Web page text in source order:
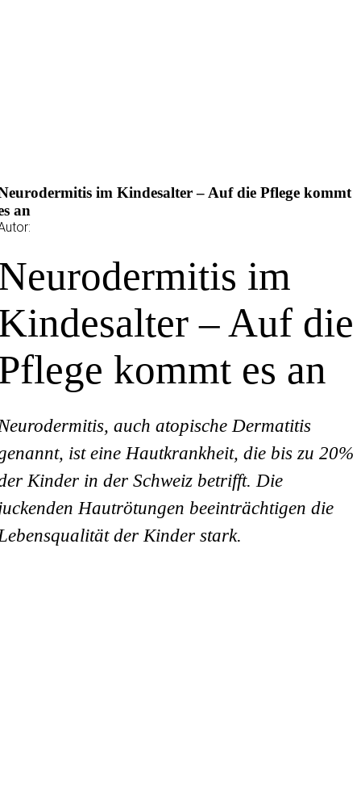
im Kindesalter – Auf die Pflege kommt
an
im
– Auf die
kommt es an
auch atopische Dermatitis
ist eine Hautkrankheit, die bis zu 20%
Kinder in der Schweiz betrifft. Die
Hautrötungen beeinträchtigen die
der Kinder stark.